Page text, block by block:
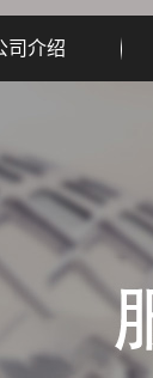
司介绍
公司视频